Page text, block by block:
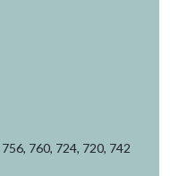
760, 724, 720, 742